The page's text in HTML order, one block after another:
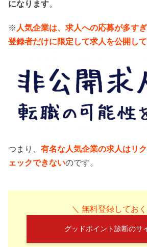
になります。
※ 人気企業は、求人への応募が多す
登録者だけに限定して求人を公開し
つまり、有名な人気企業の求人はリ
ェックできないのです。
＼ 無料登録してお
グッドポイント診断のサ